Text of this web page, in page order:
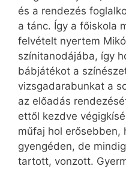
és a rendezés
a tánc. Így a főiskola
felvételt nyertem
színitanodájába, így
bábjátékot a
vizsgadarabunkat a
az előadás
ettől kezdve
műfaj hol erősebben,
gyengéden, de
tartott, vonzott.